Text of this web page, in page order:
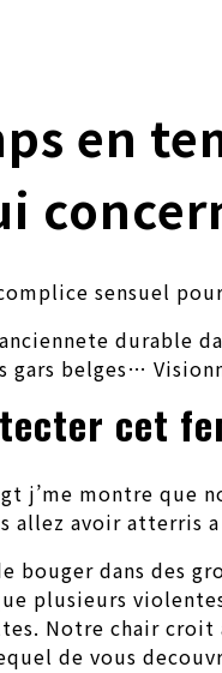
en
sensuel
anciennete durable
gars belges…
cet
j’me montre que
allez avoir atterris
bouger dans des
plusieurs
Notre chair
de vous